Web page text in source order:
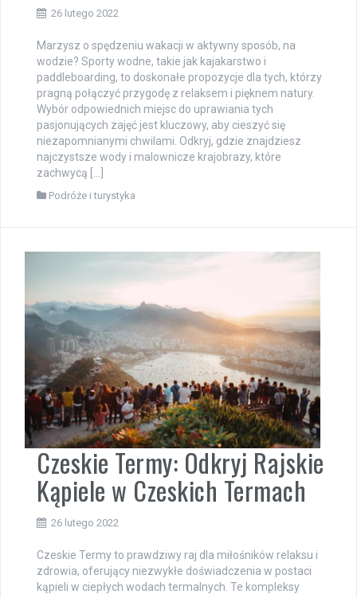
26 lutego 2022
Marzysz o spędzeniu wakacji w aktywny sposób, na
wodzie? Sporty wodne, takie jak kajakarstwo i
paddleboarding, to doskonałe propozycje dla tych, którzy
pragną połączyć przygodę z relaksem i pięknem natury.
Wybór odpowiednich miejsc do uprawiania tych
pasjonujących zajęć jest kluczowy, aby cieszyć się
niezapomnianymi chwilami. Odkryj, gdzie znajdziesz
najczystsze wody i malownicze krajobrazy, które
zachwycą […]
Podróże i turystyka
Czeskie Termy: Odkryj Rajskie
Kąpiele w Czeskich Termach
26 lutego 2022
Czeskie Termy to prawdziwy raj dla miłośników relaksu i
zdrowia, oferujący niezwykłe doświadczenia w postaci
kąpieli w ciepłych wodach termalnych. Te kompleksy